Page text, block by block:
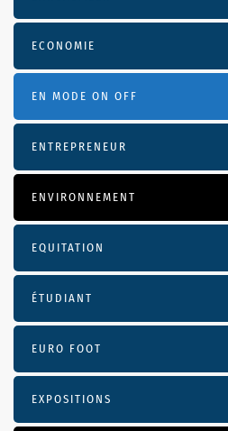
ECONOMIE
EN MODE ON OFF
ENTREPRENEUR
ENVIRONNEMENT
EQUITATION
ÉTUDIANT
EURO FOOT
EXPOSITIONS